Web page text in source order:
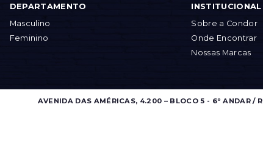
DEPARTAMENTO
Masculino
Feminino
INSTITUCIONAL
Sobre a Condor
Onde Encontrar
Nossas Marcas
AVENIDA DAS AMÉRICAS, 4.200 – BLOCO 5 - 6º ANDAR